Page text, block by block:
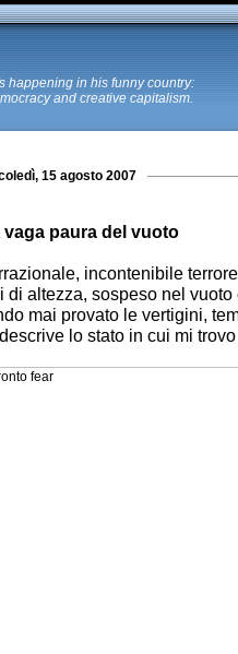
happening in his funny country:
and creative capitalism.
15 agosto 2007
vaga paura del vuoto
incontenibile
di altezza, sospeso nel
mai provato le vertigini,
lo stato in cui mi